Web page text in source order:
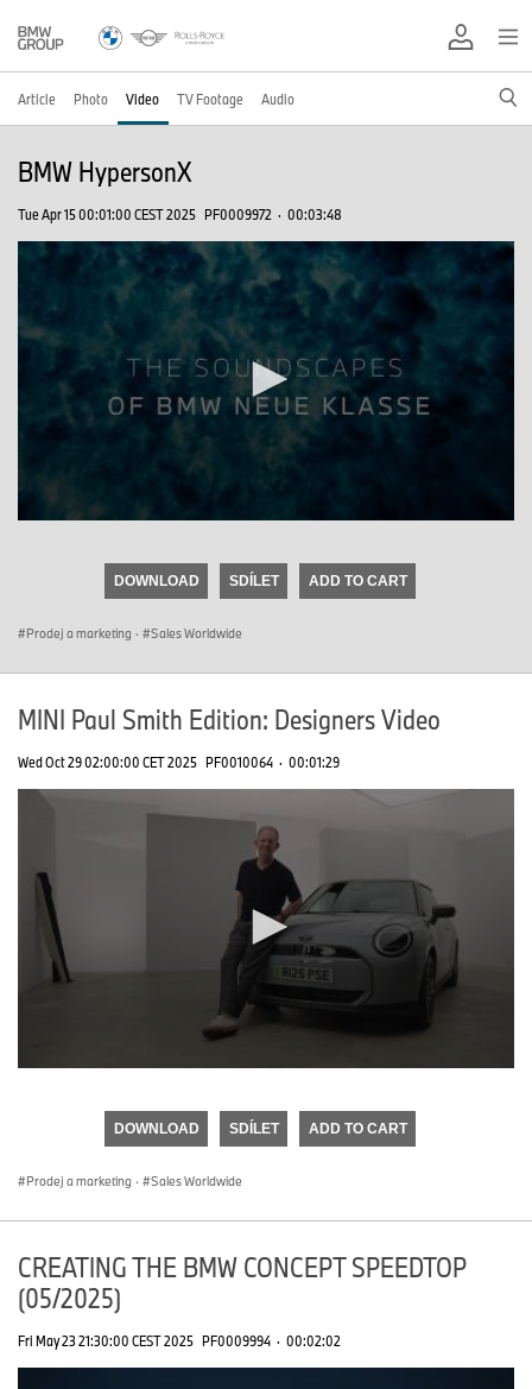
Article Photo Video TV Footage Audio
BMW HypersonX
Tue Apr 15 00:01:00 CEST 2025 PF0009972 · 00:03:48
DOWNLOAD SDÍLET ADD TO CART
Prodej a marketing · Sales Worldwide
MINI Paul Smith Edition: Designers Video
Wed Oct 29 02:00:00 CET 2025 PF0010064 · 00:01:29
DOWNLOAD SDÍLET ADD TO CART
Prodej a marketing · Sales Worldwide
CREATING THE BMW CONCEPT SPEEDTOP
(05/2025)
Fri May 23 21:30:00 CEST 2025 PF0009994 · 00:02:02